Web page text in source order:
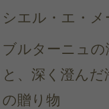
シエル・エ・メ
ブルターニュの
と、深く澄んだ
の贈り物